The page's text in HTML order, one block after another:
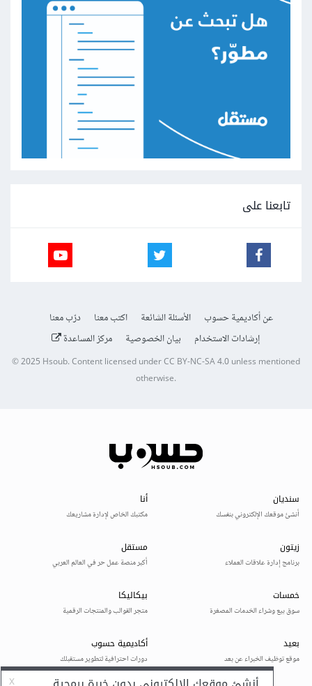
تابعنا على
عن أكاديمية حسوب الأسئلة الشائعة اكتب معنا
درّب معنا
إرشادات الاستخدام
بيان الخصوصية مركز المساعدة
© 2025Hsoub.Content licensed underCC BY-NC-SA 4.0unless mentioned
otherwise.